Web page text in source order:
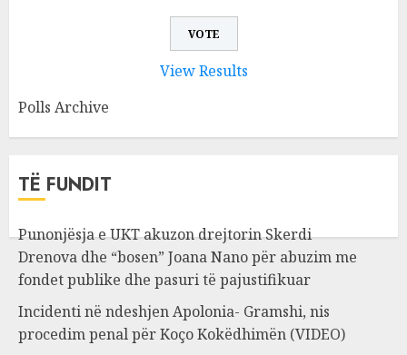
View Results
Polls Archive
TË FUNDIT
Punonjësja e UKT akuzon drejtorin Skerdi
Drenova dhe “bosen” Joana Nano për abuzim me
fondet publike dhe pasuri të pajustifikuar
Incidenti në ndeshjen Apolonia- Gramshi, nis
procedim penal për Koço Kokëdhimën (VIDEO)